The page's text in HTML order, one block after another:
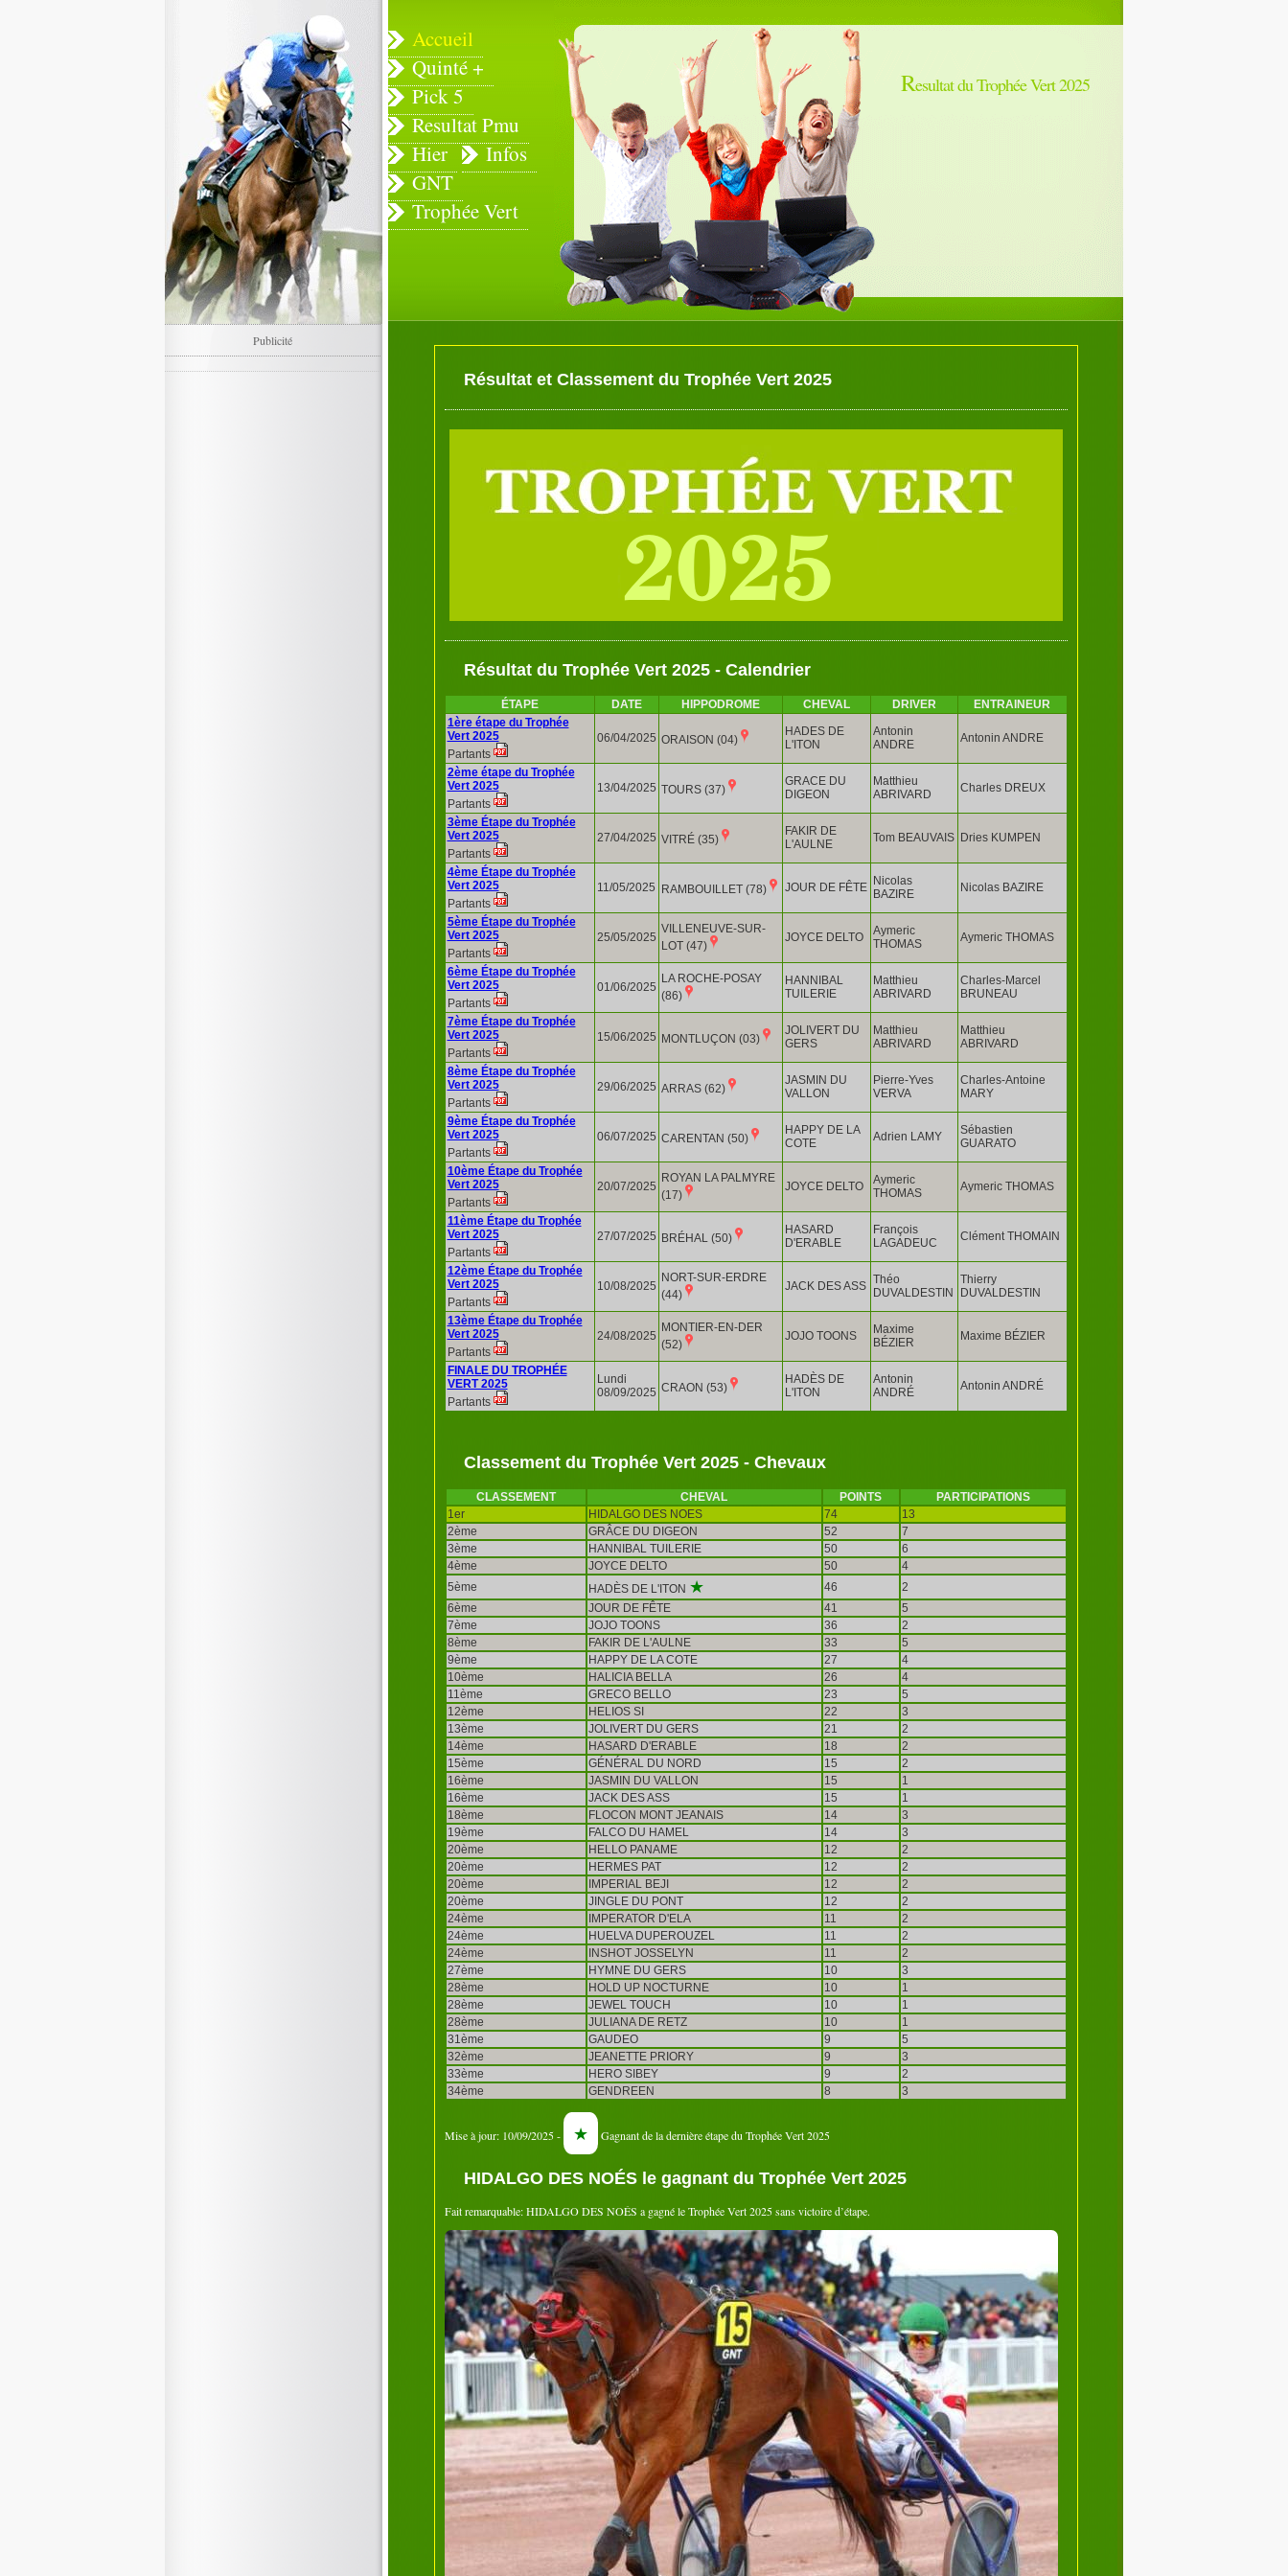
Accueil
Quinté +
Pick 5
Resultat Pmu
Hier
Infos
GNT
Trophée Vert
Resultat du Trophée Vert 2025
Résultat et Classement du Trophée Vert 2025
Résultat du Trophée Vert 2025 - Calendrier
ÉTAPE DATE HIPPODROME CHEVAL DRIVER
ENTRAINEUR
1ère étape du Trophée
Vert 2025
Partants
06/04/2025 ORAISON (04)
HADES DE
L'ITON
Antonin
ANDRE
Antonin ANDRE
2ème étape du Trophée
Vert 2025
Partants
13/04/2025 TOURS (37)
GRACE DU
DIGEON
Matthieu
ABRIVARD
Charles DREUX
3ème Étape du Trophée
Vert 2025
Partants
27/04/2025 VITRÉ (35)
FAKIR DE
L'AULNE
Tom BEAUVAIS Dries KUMPEN
4ème Étape du Trophée
Vert 2025
Partants
11/05/2025 RAMBOUILLET (78) JOUR DE FÊTE Nicolas
BAZIRE
Nicolas BAZIRE
5ème Étape du Trophée
Vert 2025
Partants
25/05/2025
VILLENEUVE-SUR-
LOT (47)
JOYCE DELTO
Aymeric
THOMAS
Aymeric THOMAS
6ème Étape du Trophée
Vert 2025
Partants
01/06/2025
LA ROCHE-POSAY
(86)
HANNIBAL
TUILERIE
Matthieu
ABRIVARD
Charles-Marcel
BRUNEAU
7ème Étape du Trophée
Vert 2025
Partants
15/06/2025 MONTLUÇON (03)
JOLIVERT DU
GERS
Matthieu
ABRIVARD
Matthieu
ABRIVARD
8ème Étape du Trophée
Vert 2025
Partants
29/06/2025 ARRAS (62)
JASMIN DU
VALLON
Pierre-Yves
VERVA
Charles-Antoine
MARY
9ème Étape du Trophée
Vert 2025
Partants
06/07/2025 CARENTAN (50)
HAPPY DE LA
COTE
Adrien LAMY
Sébastien
GUARATO
10ème Étape du Trophée
Vert 2025
Partants
20/07/2025
ROYAN LA PALMYRE
(17)
JOYCE DELTO
Aymeric
THOMAS
Aymeric THOMAS
11ème Étape du Trophée
Vert 2025
Partants
27/07/2025 BRÉHAL (50)
HASARD
D'ERABLE
François
LAGADEUC
Clément THOMAIN
12ème Étape du Trophée
Vert 2025
Partants
10/08/2025
NORT-SUR-ERDRE
(44)
JACK DES ASS Théo
DUVALDESTIN
Thierry
DUVALDESTIN
13ème Étape du Trophée
Vert 2025
Partants
24/08/2025
MONTIER-EN-DER
(52)
JOJO TOONS
Maxime
BÉZIER
Maxime BÉZIER
FINALE DU TROPHÉE
VERT 2025
Partants
Lundi
08/09/2025 CRAON (53)
HADÈS DE
L'ITON
Antonin
ANDRÉ
Antonin ANDRÉ
Classement du Trophée Vert 2025 - Chevaux
CLASSEMENT CHEVAL POINTS
PARTICIPATIONS
1er
HIDALGO DES NOES 74
13
2ème
GRÂCE DU DIGEON 52
7
3ème
HANNIBAL TUILERIE 50
6
4ème
JOYCE DELTO 50
4
5ème
HADÈS DE L'ITON ★ 46
2
6ème
JOUR DE FÊTE 41
5
7ème
JOJO TOONS 36
2
8ème
FAKIR DE L'AULNE 33
5
9ème
HAPPY DE LA COTE 27
4
10ème
HALICIA BELLA 26
4
11ème
GRECO BELLO 23
5
12ème
HELIOS SI 22
3
13ème
JOLIVERT DU GERS 21
2
14ème
HASARD D'ERABLE 18
2
15ème
GÉNÉRAL DU NORD 15
2
16ème
JASMIN DU VALLON 15
1
16ème
JACK DES ASS 15
1
18ème
FLOCON MONT JEANAIS 14
3
19ème
FALCO DU HAMEL 14
3
20ème
HELLO PANAME 12
2
20ème
HERMES PAT 12
2
20ème
IMPERIAL BEJI 12
2
20ème
JINGLE DU PONT 12
2
24ème
IMPERATOR D'ELA 11
2
24ème
HUELVA DUPEROUZEL 11
2
24ème
INSHOT JOSSELYN 11
2
27ème
HYMNE DU GERS 10
3
28ème
HOLD UP NOCTURNE 10
1
28ème
JEWEL TOUCH 10
1
28ème
JULIANA DE RETZ 10
1
31ème
GAUDEO 9
5
32ème
JEANETTE PRIORY 9
3
33ème
HERO SIBEY 9
2
34ème
GENDREEN 8 3
Mise à jour: 10/09/2025 - ★ Gagnant de la dernière étape du Trophée Vert 2025
HIDALGO DES NOÉS le gagnant du Trophée Vert 2025
Fait remarquable: HIDALGO DES NOÉS a gagné le Trophée Vert 2025 sans victoire d’étape.
Publicité